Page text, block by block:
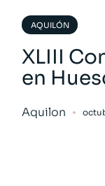
AQUILÓN
XLIII
en
Aquilon